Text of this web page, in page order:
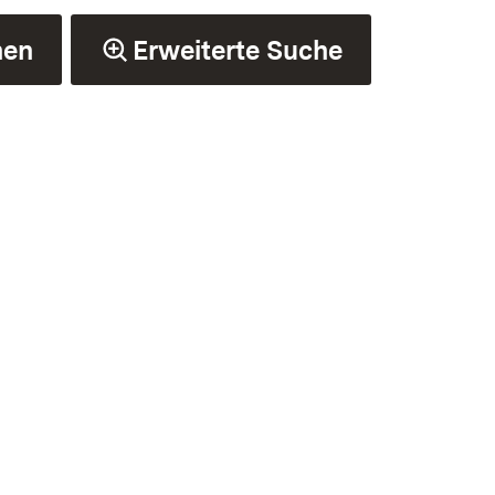
Erweiterte Suche